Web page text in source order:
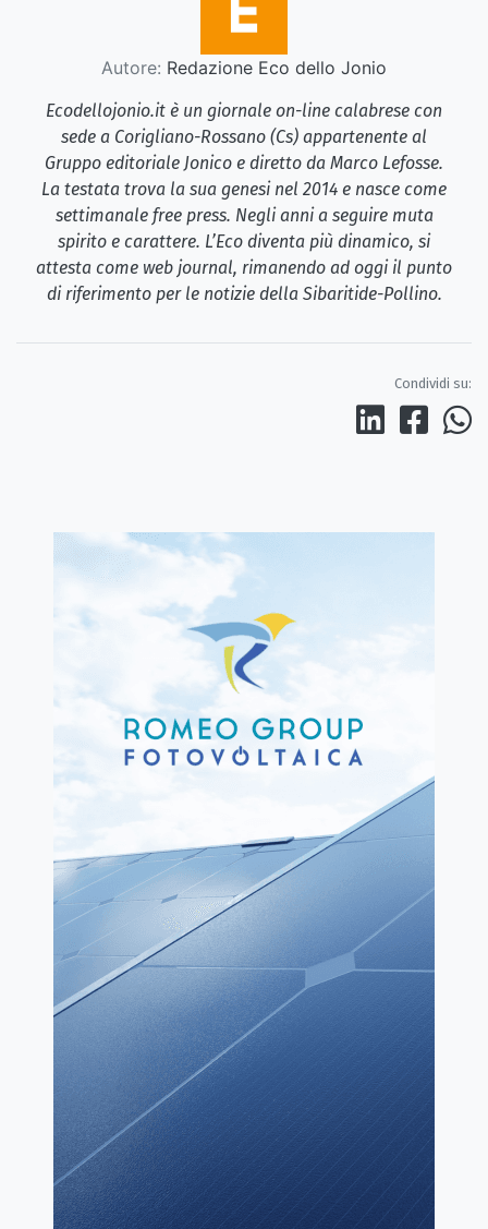
Autore: Redazione Eco dello Jonio
Ecodellojonio.it è un giornale on-line calabrese con
sede a Corigliano-Rossano (Cs) appartenente al
Gruppo editoriale Jonico e diretto da Marco Lefosse.
La testata trova la sua genesi nel 2014 e nasce come
settimanale free press. Negli anni a seguire muta
spirito e carattere. L’Eco diventa più dinamico, si
attesta come web journal, rimanendo ad oggi il punto
di riferimento per le notizie della Sibaritide-Pollino.
Condividi su: